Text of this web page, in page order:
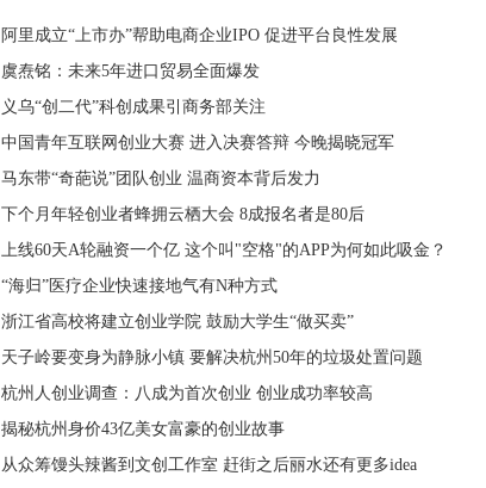
阿里成立“上市办”帮助电商企业IPO 促进平台良性发展
虞焘铭：未来5年进口贸易全面爆发
义乌“创二代”科创成果引商务部关注
中国青年互联网创业大赛 进入决赛答辩 今晚揭晓冠军
马东带“奇葩说”团队创业 温商资本背后发力
下个月年轻创业者蜂拥云栖大会 8成报名者是80后
上线60天A轮融资一个亿 这个叫"空格"的APP为何如此吸金？
“海归”医疗企业快速接地气有N种方式
浙江省高校将建立创业学院 鼓励大学生“做买卖”
天子岭要变身为静脉小镇 要解决杭州50年的垃圾处置问题
杭州人创业调查：八成为首次创业 创业成功率较高
揭秘杭州身价43亿美女富豪的创业故事
从众筹馒头辣酱到文创工作室 赶街之后丽水还有更多idea